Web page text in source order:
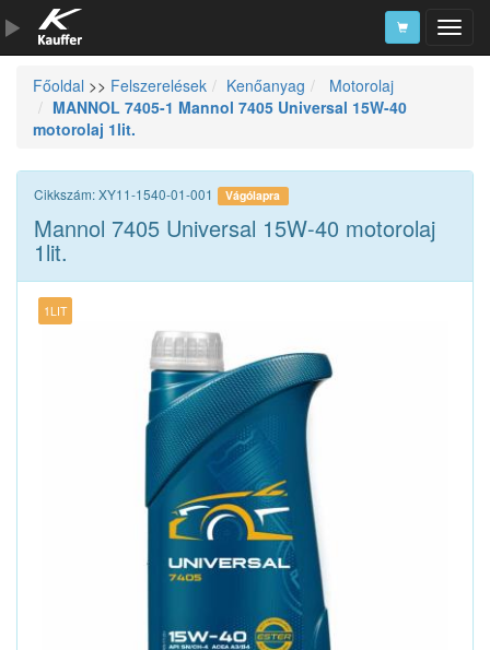
Szerszámkatalógus
Kosár
Alkatrészek
Főoldal >> Felszerelések Kenőanyag
Motorolaj
MANNOL 7405-1 Mannol 7405 Universal 15W-40
motorolaj 1lit.
Cikkszám: XY11-1540-01-001 Vágólapra
Mannol 7405 Universal 15W-40 motorolaj
1lit.
1LIT